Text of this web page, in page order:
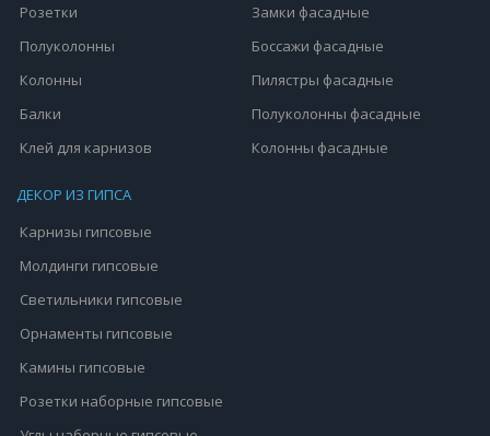
Розетки
Полуколонны
Колонны
Балки
Клей для карнизов
Замки фасадные
Боссажи фасадные
Пилястры фасадные
Полуколонны фасадные
Колонны фасадные
ДЕКОР ИЗ ГИПСА
Карнизы гипсовые
Молдинги гипсовые
Светильники гипсовые
Орнаменты гипсовые
Камины гипсовые
Розетки наборные гипсовые